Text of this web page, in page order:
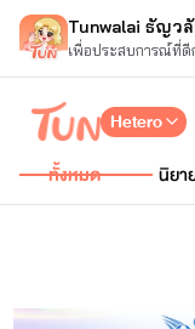
Tunwalai ธัญว
เพื่อประสบการณ์ที่ดี
Hetero
ทั้งหมด
นิยา